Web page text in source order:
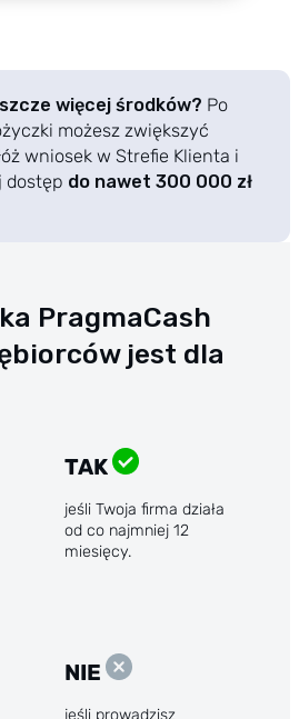
więcej środków? Po
możesz zwiększyć
wniosek w Strefie Klienta i
dostęp do nawet 300 000 zł
PragmaCash
jest dla
TAK
jeśli Twoja firma działa
od co najmniej 12
miesięcy.
NIE
jeśli prowadzisz